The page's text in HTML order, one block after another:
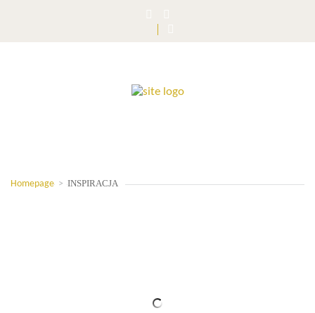
Homepage > INSPIRACJA